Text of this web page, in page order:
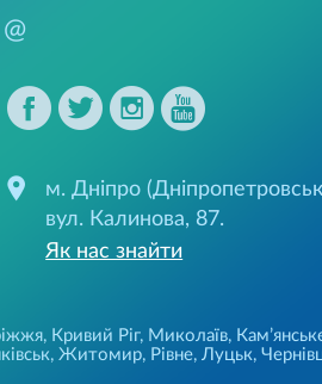
@
м. Дніпро
вул. Калинова, 87.
Як нас знайти
Кривий Ріг, Миколаїв,
Житомир, Рівне, Луцьк,